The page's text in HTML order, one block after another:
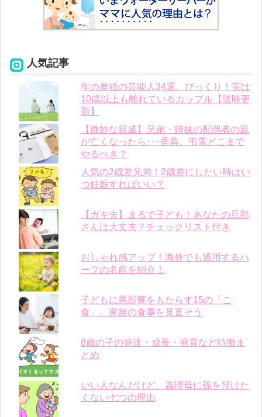
人気記事
年の差婚の芸能人34選。びっくり！実は
10歳以上も離れているカップル【随時更
新】
【微妙な親戚】兄弟・姉妹の配偶者の親
が亡くなったら･･･香典、弔電どこまで
やるべき？
人気の2歳差兄弟！2歳差にしたい時はい
つ妊娠すればいい？
【ガキ夫】まるで子ども！あなたの旦那
さんは大丈夫？チェックリスト付き
おしゃれ感アップ！海外でも通用するハ
ーフの名前を紹介！
子どもに悪影響をもたらす15の「こ
食」。家族の食事を見直そう
8歳の子の発達・成長・発育など特徴ま
とめ
いい人なんだけど、義理母に孫を預けた
くない七つの理由